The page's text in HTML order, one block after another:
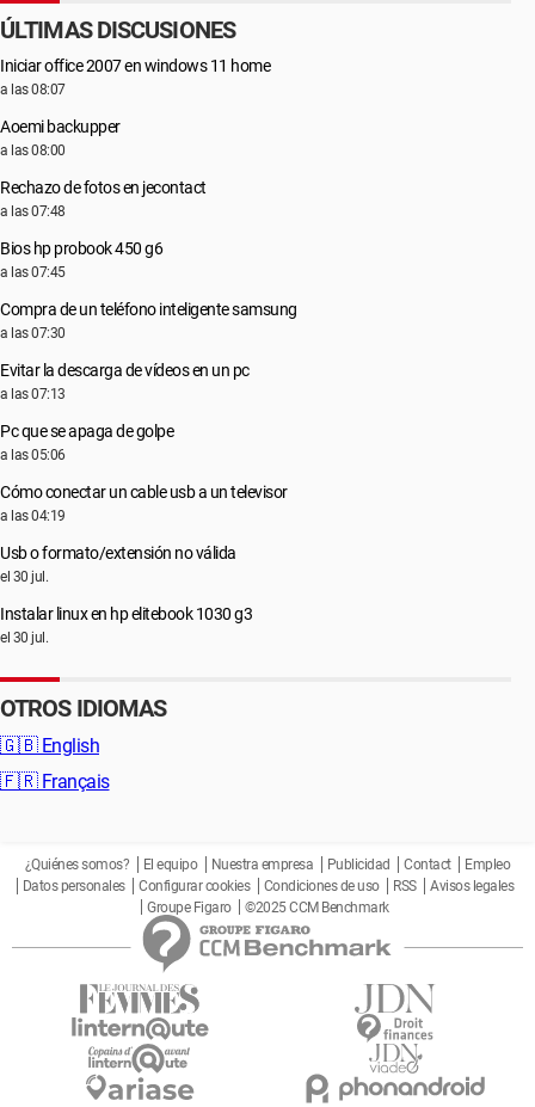
ÚLTIMAS DISCUSIONES
Iniciar office 2007 en windows 11 home
a las 08:07
Aoemi backupper
a las 08:00
Rechazo de fotos en jecontact
a las 07:48
Bios hp probook 450 g6
a las 07:45
Compra de un teléfono inteligente samsung
a las 07:30
Evitar la descarga de vídeos en un pc
a las 07:13
Pc que se apaga de golpe
a las 05:06
Cómo conectar un cable usb a un televisor
a las 04:19
Usb o formato/extensión no válida
el 30 jul.
Instalar linux en hp elitebook 1030 g3
el 30 jul.
OTROS IDIOMAS
🇬🇧 English
🇫🇷 Français
¿Quiénes somos? El equipo Nuestra empresa Publicidad Contact
Empleo
Datos personales
Configurar cookies Condiciones de uso RSS
Avisos legales
Groupe Figaro
©2025 CCM Benchmark